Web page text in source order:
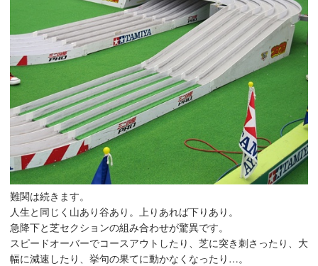
難関は続きます。
人生と同じく山あり谷あり。上りあれば下りあり。
急降下と芝セクションの組み合わせが驚異です。
スピードオーバーでコースアウトしたり、芝に突き刺さったり、大
幅に減速したり、挙句の果てに動かなくなったり…。